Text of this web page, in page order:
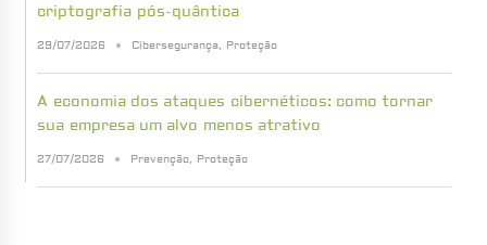
criptografia pós-quântica
29/07/2026 Cibersegurança, Proteção
A economia dos ataques cibernéticos: como tornar
sua empresa um alvo menos atrativo
27/07/2026 Prevenção, Proteção